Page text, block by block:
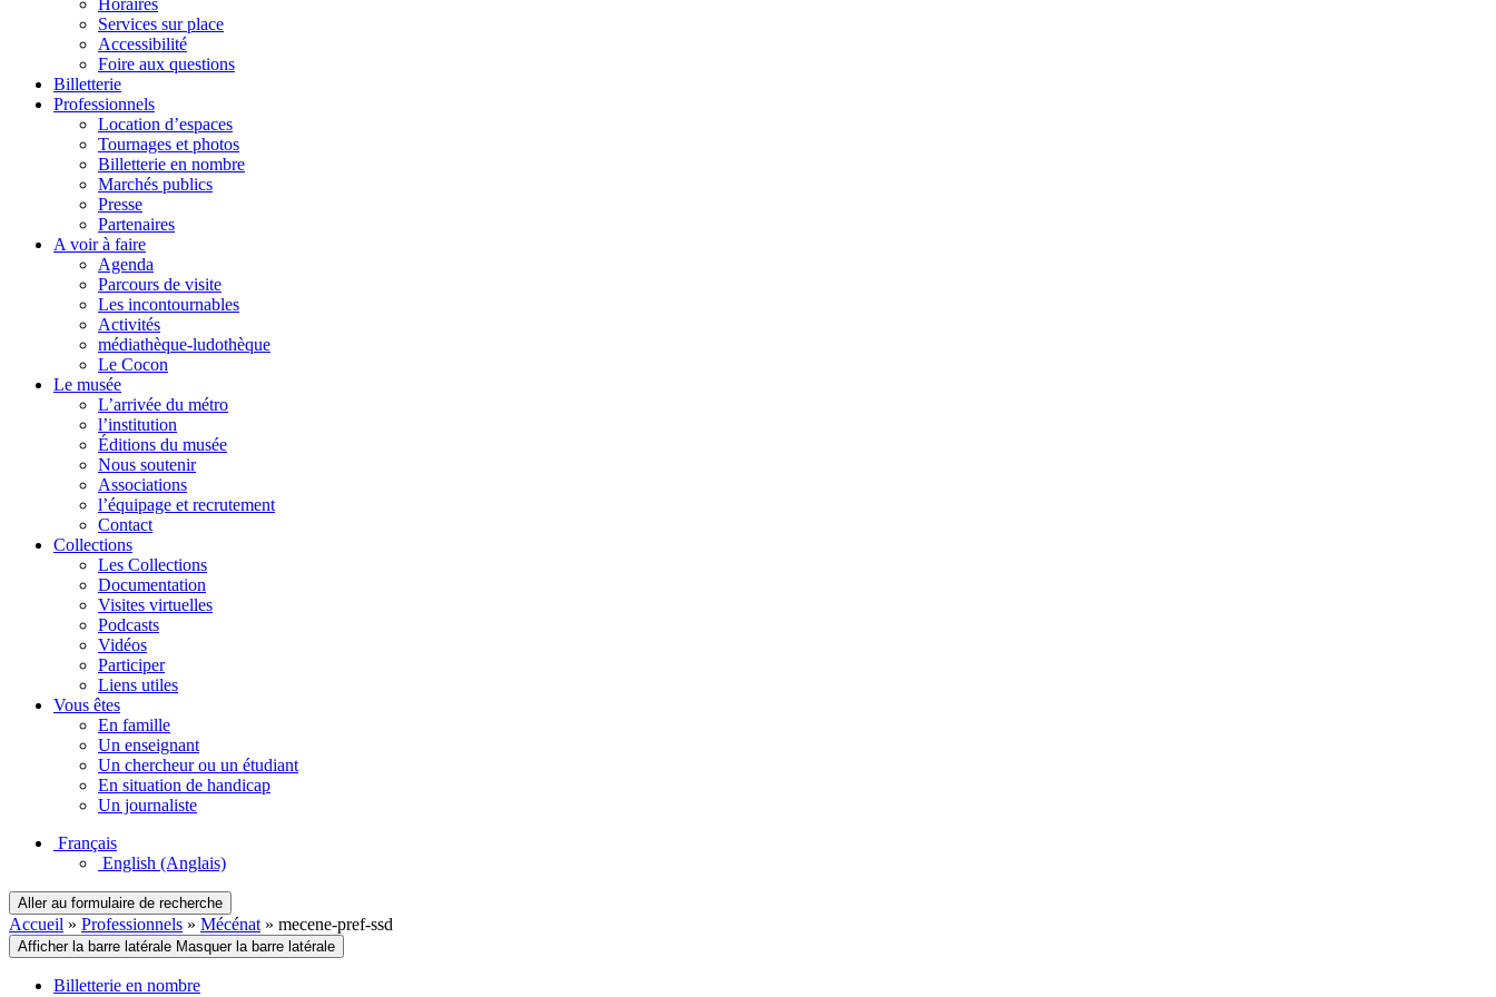
Services sur place
Accessibilité
Foire aux questions
Billetterie
Professionnels
Location d’espaces
Tournages et photos
Billetterie en nombre
Marchés publics
Presse
Partenaires
A voir à faire
Agenda
Parcours de visite
Les incontournables
Activités
médiathèque-ludothèque
Le Cocon
Le musée
L’arrivée du métro
l’institution
Éditions du musée
Nous soutenir
Associations
l’équipage et recrutement
Contact
Collections
Les Collections
Documentation
Visites virtuelles
Podcasts
Vidéos
Participer
Liens utiles
Vous êtes
En famille
Un enseignant
Un chercheur ou un étudiant
En situation de handicap
Un journaliste
Français
English (Anglais)
Aller au formulaire de recherche
Accueil » Professionnels » Mécénat » mecene-pref-ssd
Afficher la barre latérale Masquer la barre latérale
Billetterie en nombre